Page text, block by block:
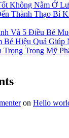
Không Nằm Ở
Thành Thạo Bí
Và 5 Điều Bé
Bé Hiệu Quả Giúp
Trọng Trong Mỹ
on Hello